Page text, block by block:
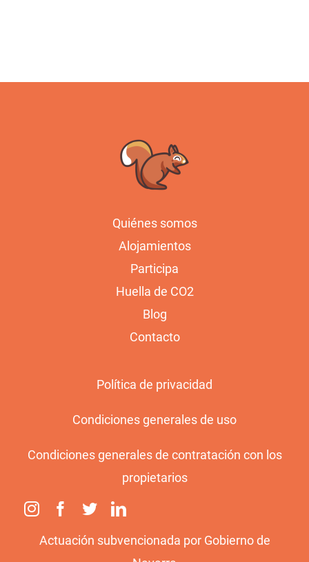
Quiénes somos
Alojamientos
Participa
Huella de CO2
Blog
Contacto
Política de privacidad
Condiciones generales de uso
Condiciones generales de contratación con los
propietarios
Actuación subvencionada por Gobierno de